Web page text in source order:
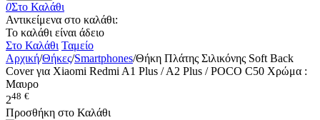
0Στο Καλάθι
Αντικείμενα στο καλάθι:
Το καλάθι είναι άδειο
Στο Καλάθι Ταμείο
Αρχική/Θήκες/Smartphones/Θήκη Πλάτης Σιλικόνης Soft Back
Cover για Xiaomi Redmi A1 Plus / A2 Plus / POCO C50 Χρώμα :
Μαυρο
248 €
Προσθήκη στο Καλάθι